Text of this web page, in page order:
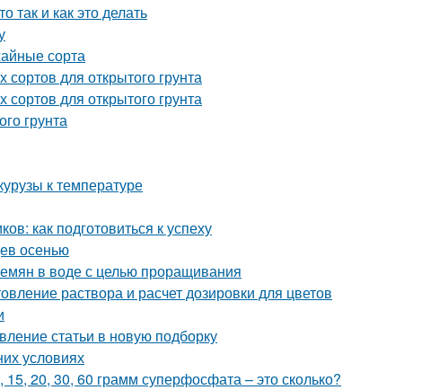
так и как это делать
сорта
для открытого грунта
для открытого грунта
грунта
к температуре
как подготовиться к успеху
осенью
в воде с целью проращивания
раствора и расчет дозировки для цветов
статьи в новую подборку
условиях
20, 30, 60 грамм суперфосфата – это сколько?